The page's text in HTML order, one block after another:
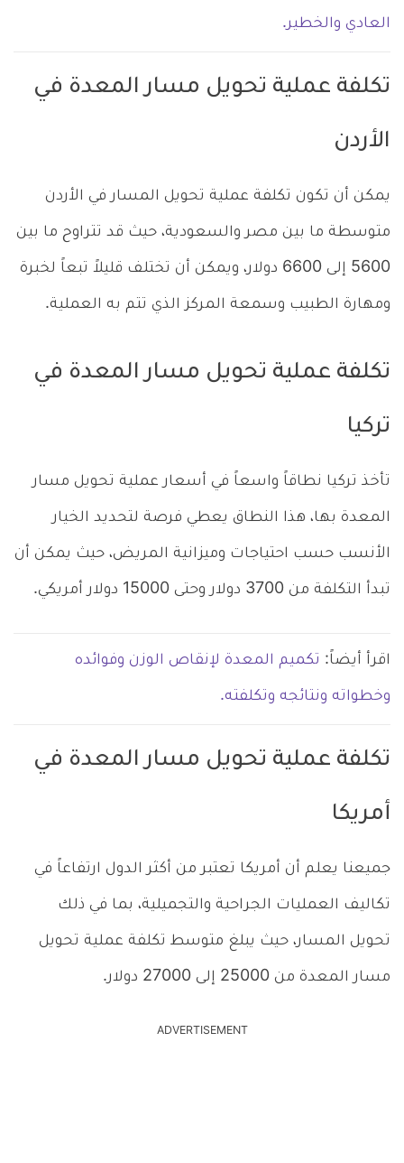
العادي والخطير.
تكلفة عملية تحويل مسار المعدة في
الأردن
يمكن أن تكون تكلفة عملية تحويل المسار في الأردن
متوسطة ما بين مصر والسعودية، حيث قد تتراوح ما بين
5600 إلى 6600 دولار، ويمكن أن تختلف قليلاً تبعاً لخبرة
ومهارة الطبيب وسمعة المركز الذي تتم به العملية.
تكلفة عملية تحويل مسار المعدة في
تركيا
تأخذ تركيا نطاقاً واسعاً في أسعار عملية تحويل مسار
المعدة بها، هذا النطاق يعطي فرصة لتحديد الخيار
الأنسب حسب احتياجات وميزانية المريض، حيث يمكن أن
تبدأ التكلفة من 3700 دولار وحتى 15000 دولار أمريكي.
اقرأ أيضاً: تكميم المعدة لإنقاص الوزن وفوائده
وخطواته ونتائجه وتكلفته.
تكلفة عملية تحويل مسار المعدة في
أمريكا
جميعنا يعلم أن أمريكا تعتبر من أكثر الدول ارتفاعاً في
تكاليف العمليات الجراحية والتجميلية، بما في ذلك
تحويل المسار، حيث يبلغ متوسط تكلفة عملية تحويل
مسار المعدة من 25000 إلى 27000 دولار.
ADVERTISEMENT